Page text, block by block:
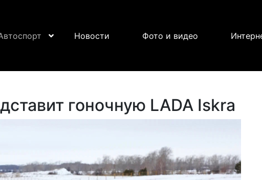
Новости Фото и видео
гоночную LADA Iskra